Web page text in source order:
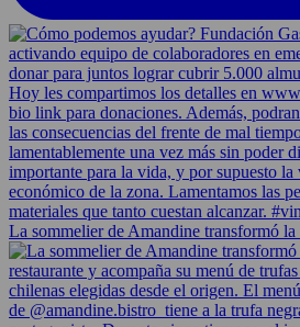
La sommelier de Amandine transformó la